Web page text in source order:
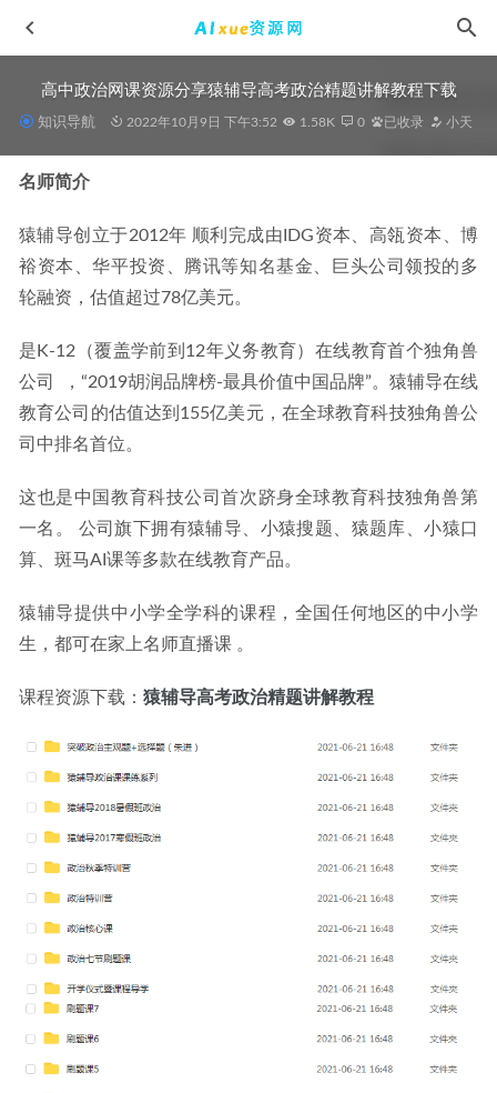
高中政治网课资源分享猿辅导高考政治精题讲解教程下载
知识导航 2022年10月9日 下午3:52 1.58K 0 已收录 小天
名师简介
猿辅导创立于2012年 顺利完成由IDG资本、高瓴资本、博
裕资本、华平投资、腾讯等知名基金、巨头公司领投的多
轮融资，估值超过78亿美元。
是K-12（覆盖学前到12年义务教育）在线教育首个独角兽
公司  ，“2019胡润品牌榜-最具价值中国品牌”。猿辅导在线
教育公司的估值达到155亿美元，在全球教育科技独角兽公
司中排名首位。
这也是中国教育科技公司首次跻身全球教育科技独角兽第
一名。 公司旗下拥有猿辅导、小猿搜题、猿题库、小猿口
算、斑马AI课等多款在线教育产品。
猿辅导提供中小学全学科的课程，全国任何地区的中小学
生，都可在家上名师直播课 。
课程资源下载： 猿辅导高考政治精题讲解教程
AutoCAD2019教学课程自学全套课程入门视频教程,3.52G百度网
盘资源打包下载 2022-01-06
班） 2022-11-24
高中地理教程2022王群高二地理尖端班全年班视频教程+课堂
笔记+讲义（寒/春/暑/秋） 2023-05-22
2025国家玮高一语文视频教程+讲义秋季班
2023-09-12